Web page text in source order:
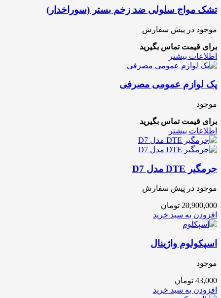
تشک مواج سلولی ضد زخم بستر (سوراخدار)
موجود در پیش سفارش
برای قیمت تماس بگیرید
اطلاعات بیشتر
پک لوازم عمومی مصرفی
موجود
برای قیمت تماس بگیرید
اطلاعات بیشتر
جرمگیر DTE مدل D7
موجود در پیش سفارش
20,900,000 تومان
افزودن به سبد خرید
اسپکولوم واژینال
موجود
43,000 تومان
افزودن به سبد خرید